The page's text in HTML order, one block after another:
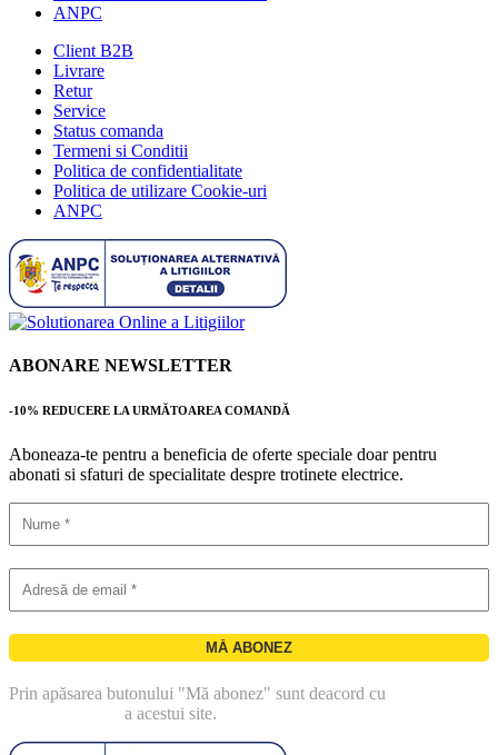
ANPC
Client B2B
Livrare
Retur
Service
Status comanda
Termeni si Conditii
Politica de confidentialitate
Politica de utilizare Cookie-uri
ANPC
ABONARE NEWSLETTER
-10% REDUCERE LA URMĂTOAREA COMANDĂ
Aboneaza-te pentru a beneficia de oferte speciale doar pentru
abonati si sfaturi de specialitate despre trotinete electrice.
Prin apăsarea butonului "Mă abonez" sunt deacord cu
a acestui site.